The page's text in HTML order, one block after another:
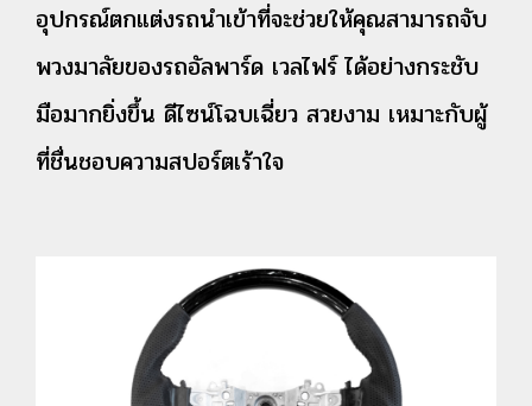
อุปกรณ์ตกแต่งรถนำเข้าที่จะช่วยให้คุณสามารถจับ
พวงมาลัยของรถอัลพาร์ด เวลไฟร์ ได้อย่างกระชับ
มือมากยิ่งขึ้น ดีไซน์โฉบเฉี่ยว สวยงาม เหมาะกับผู้
ที่ชื่นชอบความสปอร์ตเร้าใจ